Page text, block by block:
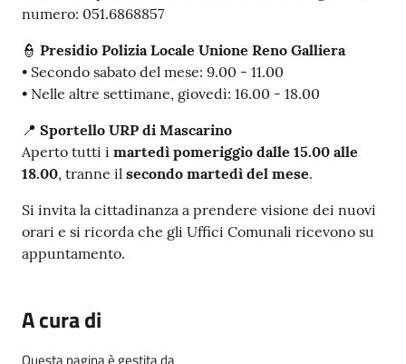
numero: 051.6868857
👮 Presidio Polizia Locale Unione Reno Galliera
• Secondo sabato del mese: 9.00 - 11.00
• Nelle altre settimane, giovedì: 16.00 - 18.00
📍 Sportello URP di Mascarino
Aperto tutti i martedì pomeriggio dalle 15.00 alle
18.00, tranne il secondo martedì del mese.
Si invita la cittadinanza a prendere visione dei nuovi
orari e si ricorda che gli Uffici Comunali ricevono su
appuntamento.
A cura di